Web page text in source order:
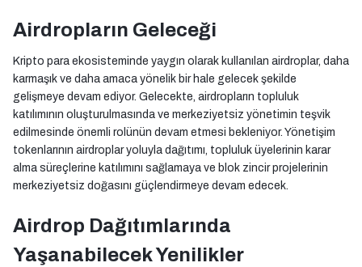
Airdropların Geleceği
Kripto para ekosisteminde yaygın olarak kullanılan airdroplar, daha
karmaşık ve daha amaca yönelik bir hale gelecek şekilde
gelişmeye devam ediyor. Gelecekte, airdropların topluluk
katılımının oluşturulmasında ve merkeziyetsiz yönetimin teşvik
edilmesinde önemli rolünün devam etmesi bekleniyor. Yönetişim
tokenlarının airdroplar yoluyla dağıtımı, topluluk üyelerinin karar
alma süreçlerine katılımını sağlamaya ve blok zincir projelerinin
merkeziyetsiz doğasını güçlendirmeye devam edecek.
Airdrop Dağıtımlarında
Yaşanabilecek Yenilikler